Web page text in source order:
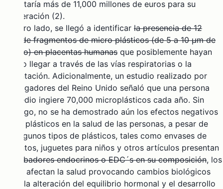
necesitaría más de 11,000 millones de euros para su
recuperación (2).
Por otro lado, se llegó a identificar la presencia de 12
tipos de fragmentos de micro plásticos (de 5 a 10 μm de
tamaño) en placentas humanas que posiblemente hayan
podido llegar a través de las vías respiratorias o la
alimentación. Adicionalmente, un estudio realizado por
investigadores del Reino Unido señaló que una persona
promedio ingiere 70,000 microplásticos cada año. Sin
embargo, no se ha demostrado aún los efectos negativos
de los plásticos en la salud de las personas, a pesar de
que algunos tipos de plásticos, tales como envases de
alimentos, juguetes para niños y otros artículos presentan
perturbadores endocrinos o EDC´s en su composición, los
cuales afectan la salud provocando cambios biológicos
como la alteración del equilibrio hormonal y el desarrollo